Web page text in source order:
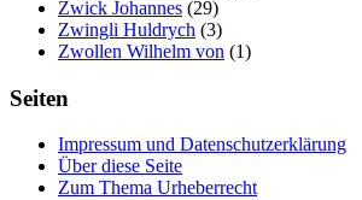
Zwick Johannes (29)
Zwingli Huldrych (3)
Zwollen Wilhelm von (1)
Seiten
Impressum und Datenschutzerklärung
Über diese Seite
Zum Thema Urheberrecht